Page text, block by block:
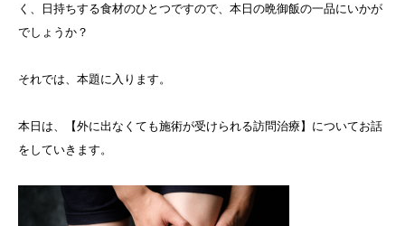
く、日持ちする食材のひとつですので、本日の晩御飯の一品にいかが
でしょうか？
それでは、本題に入ります。
本日は、【外に出なくても施術が受けられる訪問治療】についてお話
をしていきます。